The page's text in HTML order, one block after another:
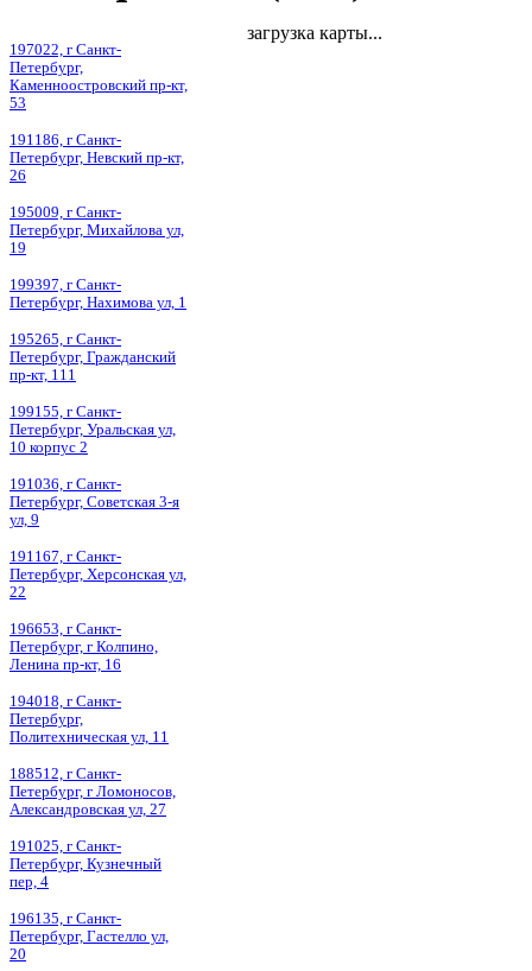
197022, г Санкт-
Петербург,
Каменноостровский пр-кт,
53
191186, г Санкт-
Петербург, Невский пр-кт,
26
195009, г Санкт-
Петербург, Михайлова ул,
19
199397, г Санкт-
Петербург, Нахимова ул, 1
195265, г Санкт-
Петербург, Гражданский
пр-кт, 111
199155, г Санкт-
Петербург, Уральская ул,
10 корпус 2
191036, г Санкт-
Петербург, Советская 3-я
ул, 9
191167, г Санкт-
Петербург, Херсонская ул,
22
196653, г Санкт-
Петербург, г Колпино,
Ленина пр-кт, 16
194018, г Санкт-
Петербург,
Политехническая ул, 11
188512, г Санкт-
Петербург, г Ломоносов,
Александровская ул, 27
191025, г Санкт-
Петербург, Кузнечный
пер, 4
196135, г Санкт-
Петербург, Гастелло ул,
20
загрузка карты...